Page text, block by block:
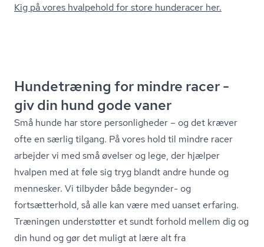
Kig på vores hvalpehold for store hunderacer her.
Hundetræning for mindre racer -
giv din hund gode vaner
Små hunde har store personligheder – og det kræver
ofte en særlig tilgang. På vores hold til mindre racer
arbejder vi med små øvelser og lege, der hjælper
hvalpen med at føle sig tryg blandt andre hunde og
mennesker. Vi tilbyder både begynder- og
fortsætterhold, så alle kan være med uanset erfaring.
Træningen understøtter et sundt forhold mellem dig og
din hund og gør det muligt at lære alt fra